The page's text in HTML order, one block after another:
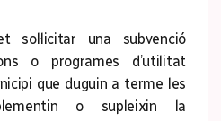
sol·licitar una subvenció
o programes d’utilitat
que duguin a terme les
o supleixin la